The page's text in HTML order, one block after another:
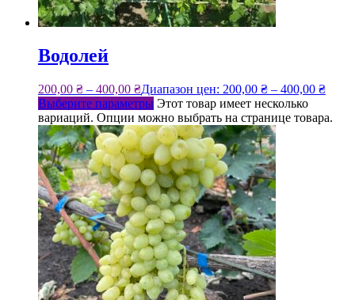
Водолей
200,00 ₴ – 400,00 ₴Диапазон цен: 200,00 ₴ – 400,00 ₴
Выберите параметры Этот товар имеет несколько
вариаций. Опции можно выбрать на странице товара.